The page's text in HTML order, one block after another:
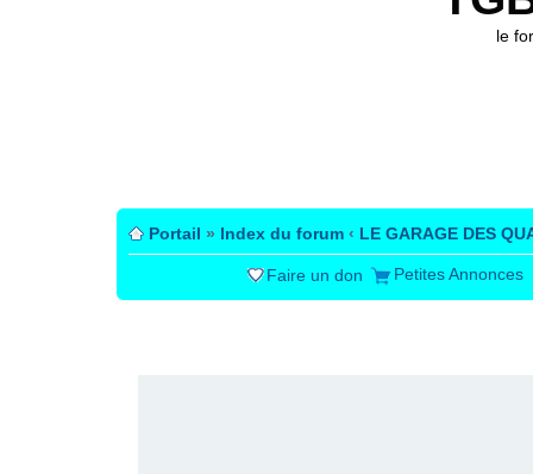
le
Portail » Index du forum ‹ LE GARAGE DES
Faire un don Petites Annonces